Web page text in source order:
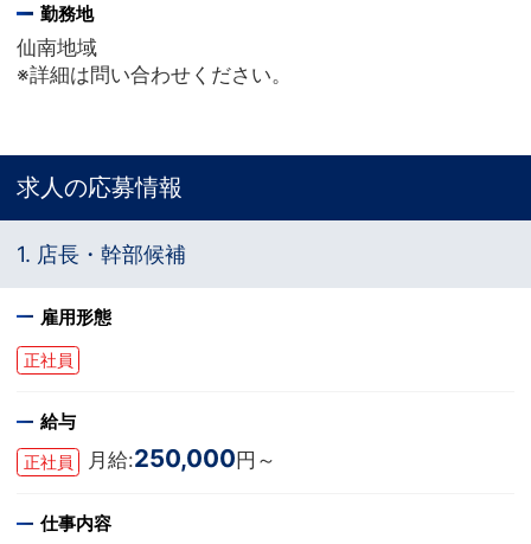
勤務地
仙南地域
※詳細は問い合わせください。
求人の応募情報
1. 店長・幹部候補
雇用形態
正社員
給与
正社員 月給:250,000 円～
仕事内容